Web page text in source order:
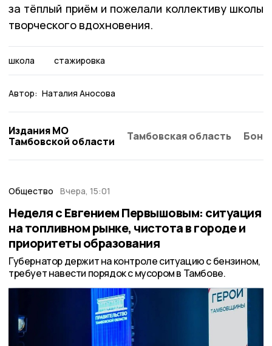
за тёплый приём и пожелали коллективу школы
творческого вдохновения.
школа стажировка
Автор: Наталия Аносова
Издания МО
Тамбовской области
Тамбовская область
Общество Вчера, 15:01
Неделя с Евгением Первышовым: ситуация
на топливном рынке, чистота в городе и
приоритеты образования
Губернатор держит на контроле ситуацию с бензином,
требует навести порядок с мусором в Тамбове.